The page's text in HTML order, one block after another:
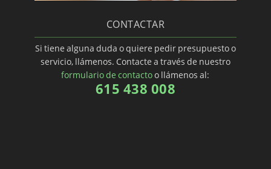
CONTACTAR
Si tiene alguna duda o quiere pedir presupuesto o
servicio, llámenos. Contacte a través de nuestro
formulario de contactoo llámenos al:
615 438 008